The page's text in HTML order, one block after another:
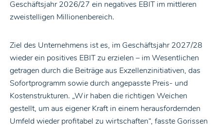
Geschäftsjahr 2026/27 ein negatives EBIT im mittleren
zweistelligen Millionenbereich.
Ziel des Unternehmens ist es, im Geschäftsjahr 2027/28
wieder ein positives EBIT zu erzielen – im Wesentlichen
getragen durch die Beiträge aus Exzellenzinitiativen, das
Sofortprogramm sowie durch angepasste Preis- und
Kostenstrukturen. „Wir haben die richtigen Weichen
gestellt, um aus eigener Kraft in einem herausfordernden
Umfeld wieder profitabel zu wirtschaften“, fasste Gorissen